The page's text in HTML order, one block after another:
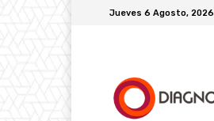
Jueves 6 Agosto, 2026